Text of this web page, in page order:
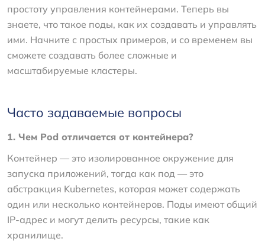
простоту управления контейнерами. Теперь вы
знаете, что такое поды, как их создавать и управлять
ими. Начните с простых примеров, и со временем вы
сможете создавать более сложные и
масштабируемые кластеры.
Часто задаваемые вопросы
1. Чем Pod отличается от контейнера?
Контейнер — это изолированное окружение для
запуска приложений, тогда как под — это
абстракция Kubernetes, которая может содержать
один или несколько контейнеров. Поды имеют общий
IP-адрес и могут делить ресурсы, такие как
хранилище.